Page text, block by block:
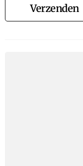
Verzenden